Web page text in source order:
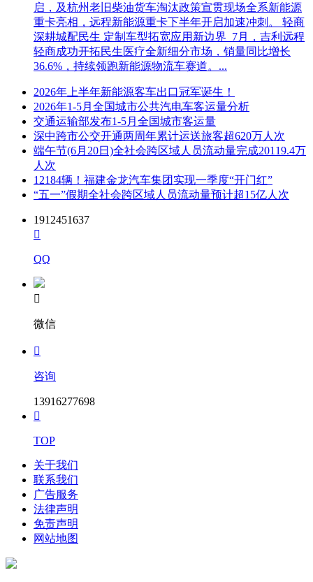
启，及杭州老旧柴油货车淘汰政策宣贯现场全系新能源
重卡亮相，远程新能源重卡下半年开启加速冲刺。 轻商
深耕城配民生 定制车型拓宽应用新边界 7月，吉利远程
轻商成功开拓民生医疗全新细分市场，销量同比增长
36.6%，持续领跑新能源物流车赛道。...
2026年上半年新能源客车出口冠军诞生！
2026年1-5月全国城市公共汽电车客运量分析
交通运输部发布1-5月全国城市客运量
深中跨市公交开通两周年累计运送旅客超620万人次
端午节(6月20日)全社会跨区域人员流动量完成20119.4万
人次
12184辆！福建金龙汽车集团实现一季度“开门红”
“五一”假期全社会跨区域人员流动量预计超15亿人次
1912451637

QQ

微信

咨询
13916277698

TOP
关于我们
联系我们
广告服务
法律声明
免责声明
网站地图